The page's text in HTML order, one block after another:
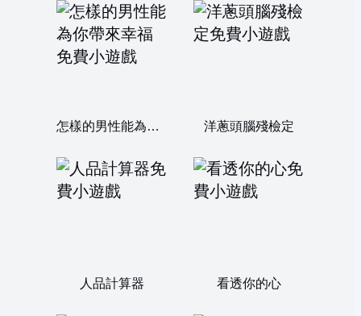
怎樣的男性能為你帶來幸福 洋蔥頭腦殘檢定
人品計算器 看透你的心